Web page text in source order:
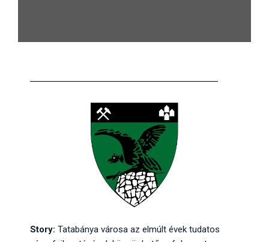
Story: Tatabánya városa az elmúlt évek tudatos